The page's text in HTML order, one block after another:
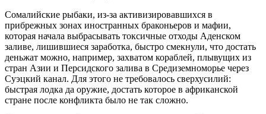
Сомалийские рыбаки, из-за активизировавшихся в
прибрежных зонах иностранных браконьеров и мафии,
которая начала выбрасывать токсичные отходы Аденском
заливе, лишившиеся заработка, быстро смекнули, что достать
деньжат можно, например, захватом кораблей, плывущих из
стран Азии и Персидского залива в Средиземноморье через
Суэцкий канал. Для этого не требовалось сверхусилий:
быстрая лодка да оружие, достать которое в африканской
стране после конфликта было не так сложно.